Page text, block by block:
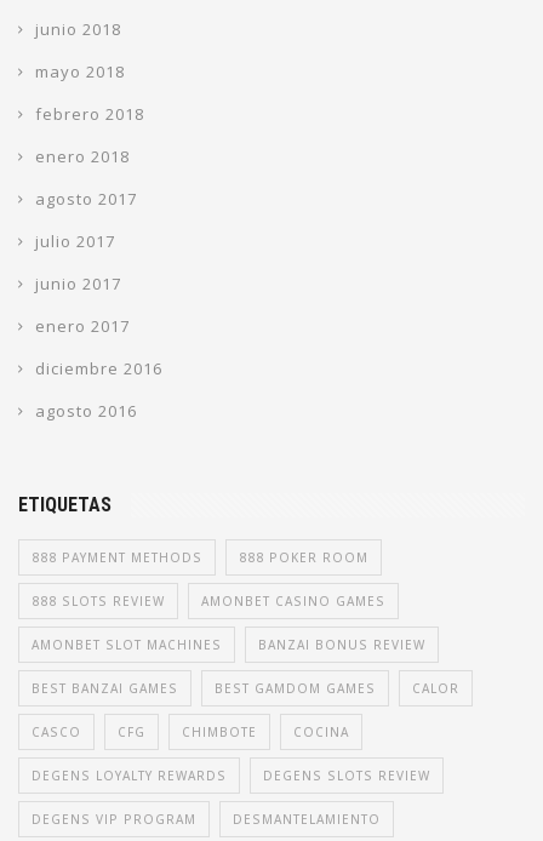
junio 2018
mayo 2018
febrero 2018
enero 2018
agosto 2017
julio 2017
junio 2017
enero 2017
diciembre 2016
agosto 2016
ETIQUETAS
888 PAYMENT METHODS 888 POKER ROOM
888 SLOTS REVIEW AMONBET CASINO GAMES
AMONBET SLOT MACHINES BANZAI BONUS REVIEW
BEST BANZAI GAMES BEST GAMDOM GAMES CALOR
CASCO CFG CHIMBOTE COCINA
DEGENS LOYALTY REWARDS DEGENS SLOTS REVIEW
DEGENS VIP PROGRAM DESMANTELAMIENTO